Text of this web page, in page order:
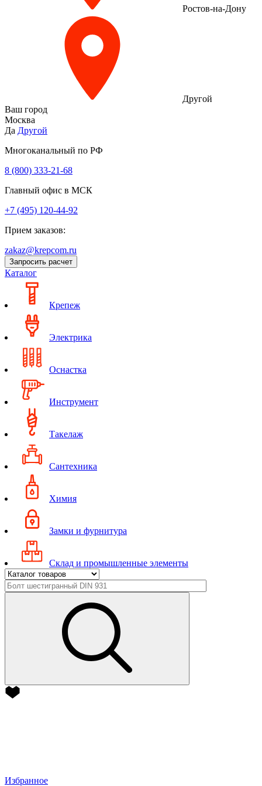
Ростов-на-Дону
Другой
Ваш город
Москва
Да Другой
Многоканальный по РФ
8 (800) 333‑21-68
Главный офис в МСК
+7 (495) 120-44-92
Прием заказов:
zakaz@krepcom.ru
Запросить расчет
Каталог
Крепеж
Электрика
Оснастка
Инструмент
Такелаж
Сантехника
Химия
Замки и фурнитура
Склад и промышленные элементы
Избранное